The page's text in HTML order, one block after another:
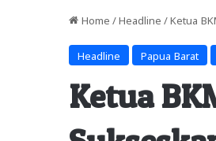
Home / Headline / Ketua
Headline Papua Barat
Ketua